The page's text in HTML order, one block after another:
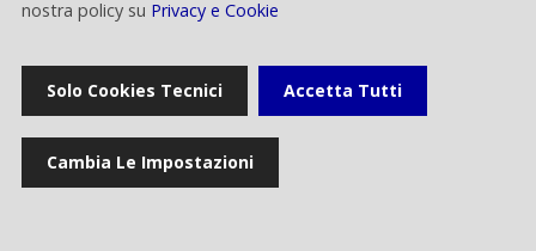
marzo 2026
Rai Way approva i risultati del
primo trimestre 2026
nostra policy su Privacy e Cookie
Solo Cookies Tecnici Accetta Tutti
Cambia Le Impostazioni